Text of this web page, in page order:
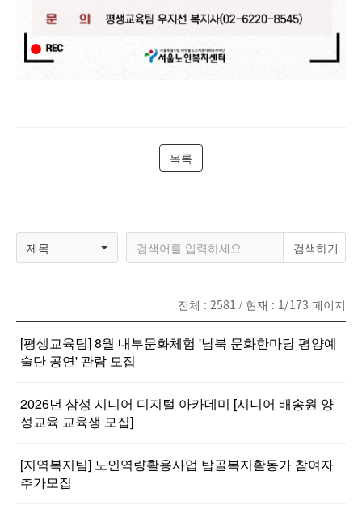
목록
제목
전체 : 2581 / 현재 : 1/173 페이지
[평생교육팀] 8월 내부문화체험 '남북 문화한마당 평양예
술단 공연' 관람 모집
2026년 삼성 시니어 디지털 아카데미 [시니어 배송원 양
성교육 교육생 모집]
[지역복지팀] 노인역량활용사업 탑골복지활동가 참여자
추가모집